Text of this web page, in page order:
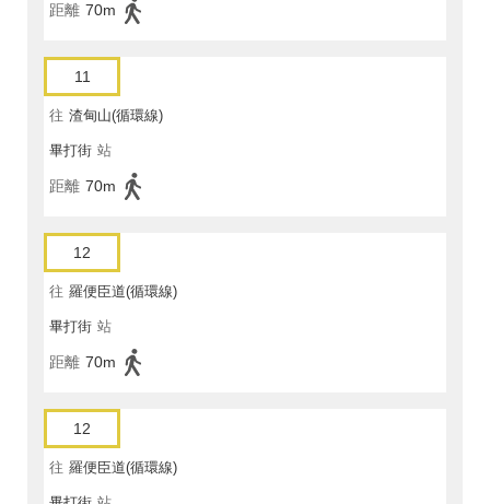
距離 70m
11
往 渣甸山(循環線)
畢打街 站
距離 70m
12
往 羅便臣道(循環線)
畢打街 站
距離 70m
12
往 羅便臣道(循環線)